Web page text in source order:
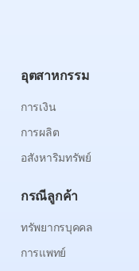
อุตสาหกรรม
การเงิน
การผลิต
อสังหาริมทรัพย์
กรณีลูกค้า
ทรัพยากรบุคคล
การแพทย์